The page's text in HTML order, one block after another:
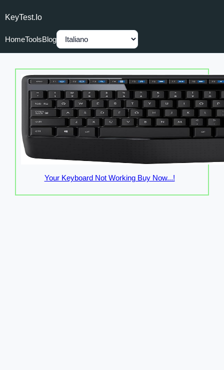
KeyTest.io
HomeToolsBlog
Your Keyboard Not Working Buy Now...!